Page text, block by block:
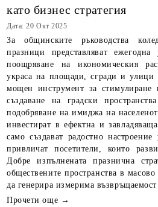
като бизнес стратегия
Дата: 20 Окт 2025
За общинските ръководства
празници представляват
поощряване на икономическия
украса на площади, сгради и улици
мощен инструмент за стимулиране
създаване на градски
подобряване на имиджа на
инвестират в ефектна и
само създават радостно
привличат посетители, които
Добре изпълнената празнична
обществените пространства в
да генерира измерима
Прочети още →